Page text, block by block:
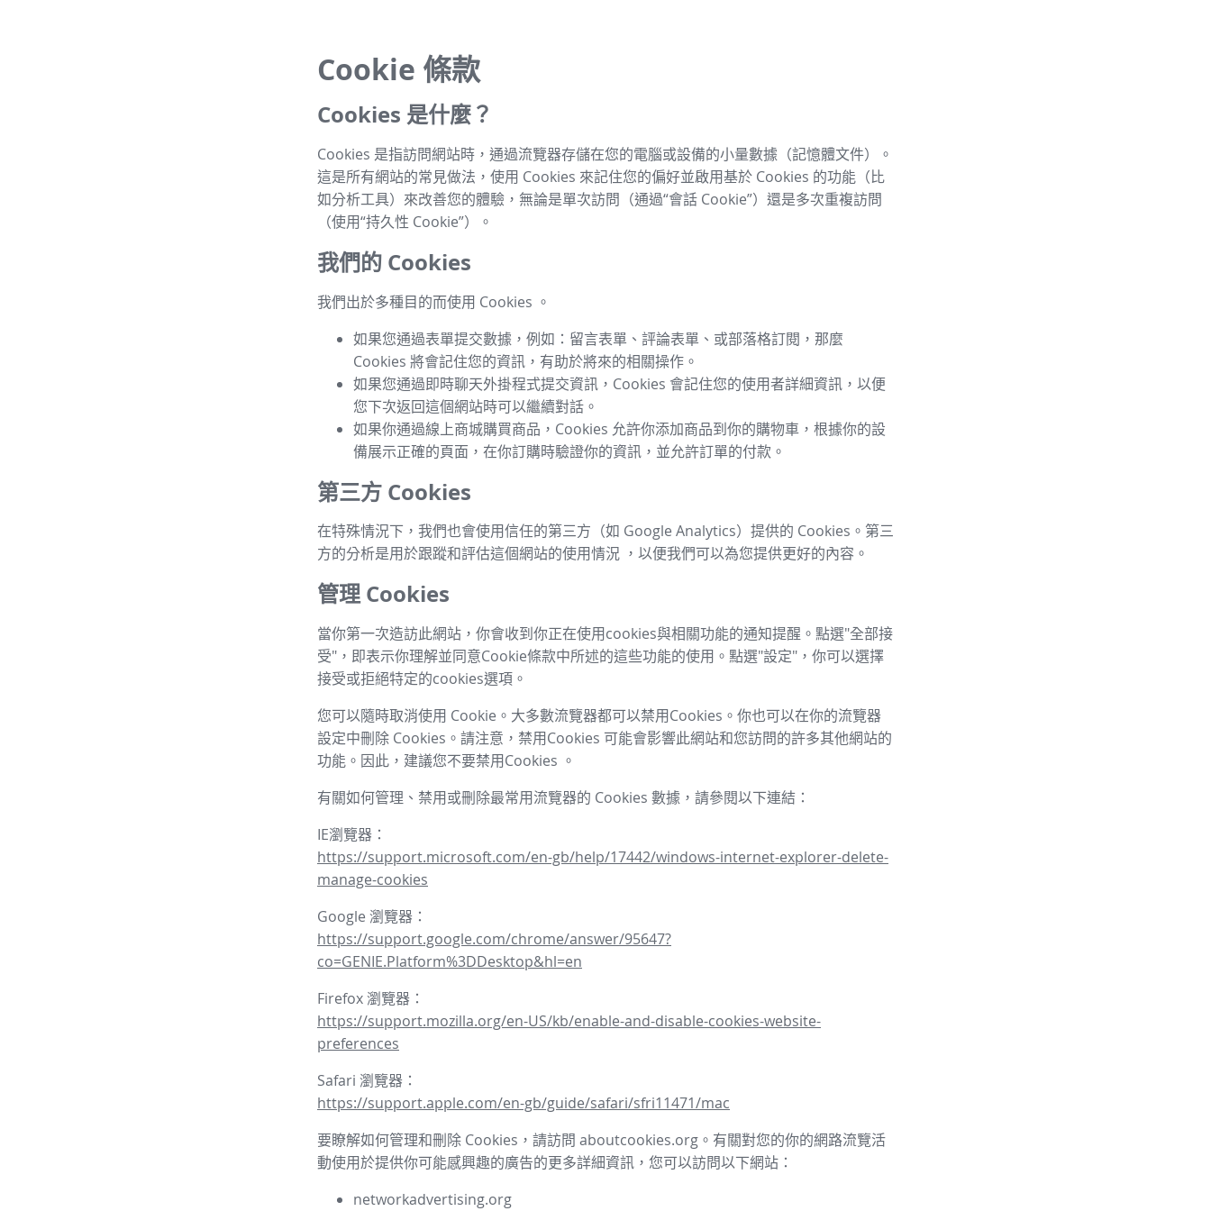
Cookie 條款
Cookies 是什麼？
Cookies 是指訪問網站時，通過流覽器存儲在您的電腦或設備的小量數據（記憶體文件）。
這是所有網站的常見做法，使用 Cookies 來記住您的偏好並啟用基於 Cookies 的功能（比
如分析工具）來改善您的體驗，無論是單次訪問（通過“會話 Cookie”）還是多次重複訪問
（使用“持久性 Cookie”）。
我們的 Cookies
我們出於多種目的而使用 Cookies 。
如果您通過表單提交數據，例如：留言表單、評論表單、或部落格訂閱，那麼
Cookies 將會記住您的資訊，有助於將來的相關操作。
如果您通過即時聊天外掛程式提交資訊，Cookies 會記住您的使用者詳細資訊，以便
您下次返回這個網站時可以繼續對話。
如果你通過線上商城購買商品，Cookies 允許你添加商品到你的購物車，根據你的設
備展示正確的頁面，在你訂購時驗證你的資訊，並允許訂單的付款。
第三方 Cookies
在特殊情況下，我們也會使用信任的第三方（如 Google Analytics）提供的 Cookies。第三
方的分析是用於跟蹤和評估這個網站的使用情況 ，以便我們可以為您提供更好的內容。
管理 Cookies
當你第一次造訪此網站，你會收到你正在使用cookies與相關功能的通知提醒。點選"全部接
受"，即表示你理解並同意Cookie條款中所述的這些功能的使用。點選"設定"，你可以選擇
接受或拒絕特定的cookies選項。
您可以隨時取消使用 Cookie。大多數流覽器都可以禁用Cookies。你也可以在你的流覽器
設定中刪除 Cookies。請注意，禁用Cookies 可能會影響此網站和您訪問的許多其他網站的
功能。因此，建議您不要禁用Cookies 。
有關如何管理、禁用或刪除最常用流覽器的 Cookies 數據，請參閱以下連結：
IE瀏覽器：
https://support.microsoft.com/en-gb/help/17442/windows-internet-explorer-delete-
manage-cookies
Google 瀏覽器：
https://support.google.com/chrome/answer/95647?
co=GENIE.Platform%3DDesktop&hl=en
Firefox 瀏覽器：
https://support.mozilla.org/en-US/kb/enable-and-disable-cookies-website-
preferences
Safari 瀏覽器：
https://support.apple.com/en-gb/guide/safari/sfri11471/mac
要瞭解如何管理和刪除 Cookies，請訪問 aboutcookies.org。有關對您的你的網路流覽活
動使用於提供你可能感興趣的廣告的更多詳細資訊，您可以訪問以下網站：
networkadvertising.org